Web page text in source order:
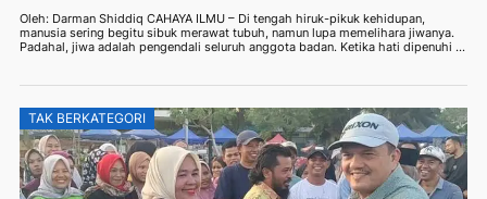
Oleh: Darman Shiddiq CAHAYA ILMU – Di tengah hiruk-pikuk kehidupan,
manusia sering begitu sibuk merawat tubuh, namun lupa memelihara jiwanya.
Padahal, jiwa adalah pengendali seluruh anggota badan. Ketika hati dipenuhi ...
TAK BERKATEGORI